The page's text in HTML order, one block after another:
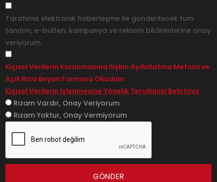
Tarafıma elektronik haberleşme ile gönderilecek tüm
tanıtım, e-bülten, kampanya ve reklam bildirimlerine onay
veriyorum.
Kişisel Verilerin Korunmasına İlişkin Aydınlatma Metnini ve
Açık Rıza Beyan Formunu Okudum
Kişisel Verilerin İşlenmesine Yönelik Tercihinizi Belirtiniz
Rızam Vardır, Onay Veriyorum
Rızam Yoktur, Onay Vermiyorum
GÖNDER